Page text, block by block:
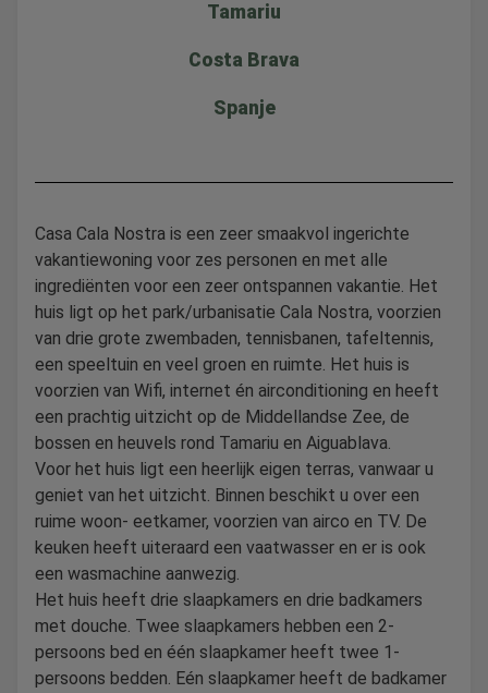
Tamariu
Costa Brava
Spanje
Casa Cala Nostra is een zeer smaakvol ingerichte
vakantiewoning voor zes personen en met alle
ingrediënten voor een zeer ontspannen vakantie. Het
huis ligt op het park/urbanisatie Cala Nostra, voorzien
van drie grote zwembaden, tennisbanen, tafeltennis,
een speeltuin en veel groen en ruimte. Het huis is
voorzien van Wifi, internet én airconditioning en heeft
een prachtig uitzicht op de Middellandse Zee, de
bossen en heuvels rond Tamariu en Aiguablava.
Voor het huis ligt een heerlijk eigen terras, vanwaar u
geniet van het uitzicht. Binnen beschikt u over een
ruime woon- eetkamer, voorzien van airco en TV. De
keuken heeft uiteraard een vaatwasser en er is ook
een wasmachine aanwezig.
Het huis heeft drie slaapkamers en drie badkamers
met douche. Twee slaapkamers hebben een 2-
persoons bed en één slaapkamer heeft twee 1-
persoons bedden. Eén slaapkamer heeft de badkamer